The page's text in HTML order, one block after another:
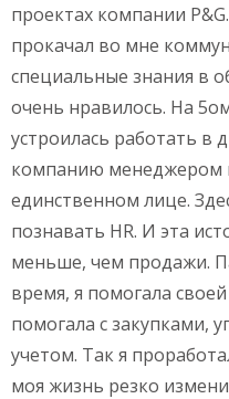
проектах компании
прокачал во мне
специальные знания в
очень нравилось. На
устроилась работать в
компанию менеджером
единственном лице.
познавать HR. И эта
меньше, чем продажи.
время, я помогала
помогала с закупками,
учетом. Так я
моя жизнь резко